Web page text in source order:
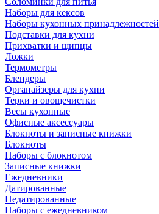
Наборы для кексов
Наборы кухонных принадлежностей
Подставки для кухни
Прихватки и щипцы
Ложки
Термометры
Блендеры
Органайзеры для кухни
Терки и овощечистки
Весы кухонные
Офисные аксессуары
Блокноты и записные книжки
Блокноты
Наборы с блокнотом
Записные книжки
Ежедневники
Датированные
Недатированные
Наборы с ежедневником